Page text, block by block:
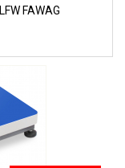
LFW FAWAG